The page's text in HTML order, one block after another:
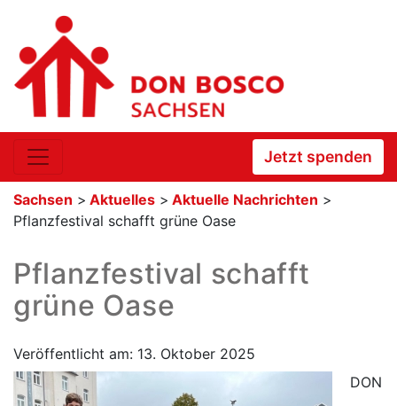
Jetzt spenden
Sachsen > Aktuelles > Aktuelle Nachrichten >
Pflanzfestival schafft grüne Oase
Pflanzfestival schafft
grüne Oase
Veröffentlicht am: 13. Oktober 2025
DON